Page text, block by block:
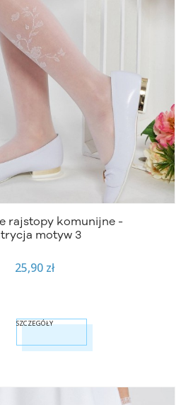
rajstopy komunijne -
motyw 3
25,90 zł
SZCZEGÓŁY